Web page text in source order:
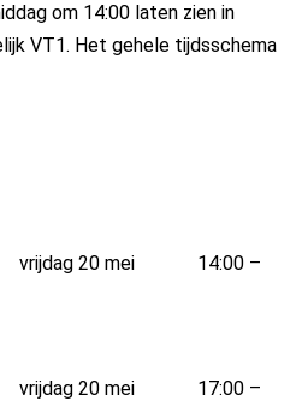
om 14:00 laten zien in
VT1. Het gehele tijdsschema
20 mei 14:00 –
vrijdag 20 mei 17:00 –